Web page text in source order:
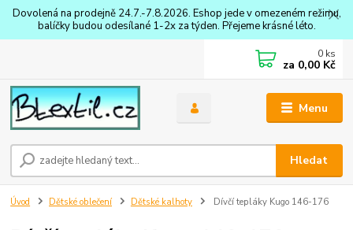
Dovolená na prodejně 24.7.-7.8.2026. Eshop jede v omezeném režimu,
balíčky budou odesílané 1-2x za týden. Přejeme krásné léto.
Menu
Hledat
0 ks
za 0,00 Kč
Úvod Dětské oblečení Dětské kalhoty Dívčí tepláky Kugo 146-176